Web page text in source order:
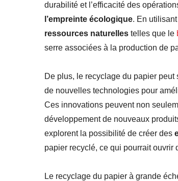
durabilité et l’efficacité des
l’empreinte écologique. En
ressources naturelles telles que le
serre associées à la production de
De plus, le recyclage du papier peut
de nouvelles technologies pour
Ces innovations peuvent non
développement de nouveaux
explorent la possibilité de créer des
papier recyclé, ce qui pourrait ouvrir
Le recyclage du papier à grande